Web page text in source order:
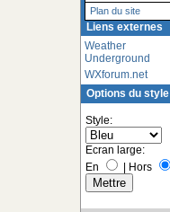
Plan du site
Liens externes
Weather
Underground
WXforum.net
Options du style
Style:
Ecran large:
En
| Hors